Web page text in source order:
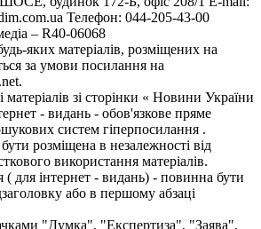
Телефон: 044-205-43-00
– R40-06068
яких матеріалів, розміщених на
за умови посилання на
зі сторінки « Новини України
- видань - обов'язкове пряме
систем гіперпосилання .
розміщена в незалежності від
використання матеріалів.
( для інтернет - видань) - повинна бути
або в першому абзаці
"Думка", "Експертиза", "Заява",